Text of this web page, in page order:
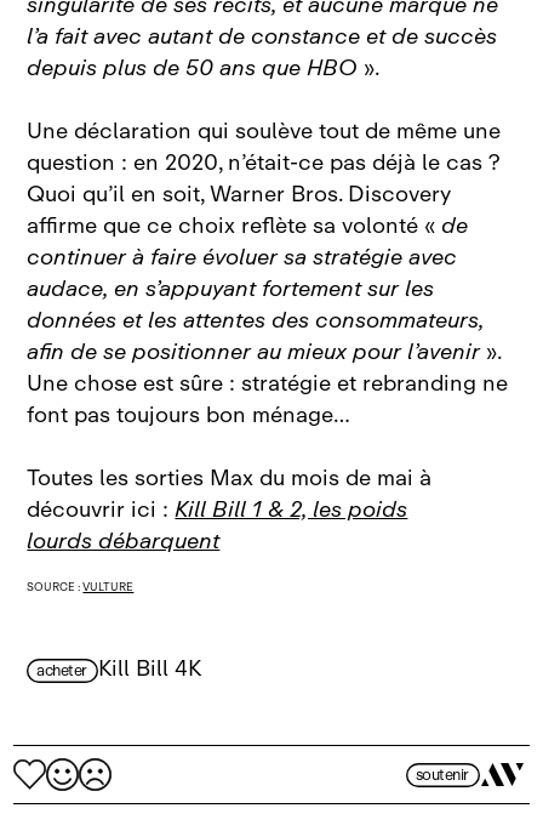
l’a fait avec autant de constance et de succès
depuis plus de 50 ans que HBO ».
Une déclaration qui soulève tout de même une
question : en 2020, n’était‑ce pas déjà le cas ?
Quoi qu’il en soit, Warner Bros. Discovery
affirme que ce choix reflète sa volonté « de
continuer à faire évoluer sa stratégie avec
audace, en s’appuyant fortement sur les
données et les attentes des consommateurs,
afin de se positionner au mieux pour l’avenir».
Une chose est sûre : stratégie et rebranding ne
font pas toujours bon ménage…
Toutes les sorties Max du mois de mai à
découvrir ici :Kill Bill 1 & 2, les poids
lourds débarquent
SOURCE :VULTURE
acheter Kill Bill 4K
soutenir